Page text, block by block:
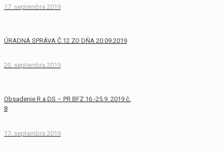
17. septembra 2019
ÚRADNÁ SPRÁVA Č.12 ZO DŇA 20.09.2019
20. septembra 2019
Obsadenie R a DS – PR BFZ 16.-25.9. 2019 č.
8
17. septembra 2019